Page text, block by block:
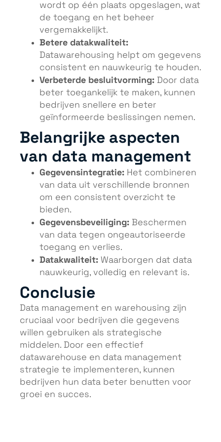
wordt op één plaats opgeslagen, wat
de toegang en het beheer
vergemakkelijkt.
Betere datakwaliteit:
Datawarehousing helpt om gegevens
consistent en nauwkeurig te houden.
Verbeterde besluitvorming: Door data
beter toegankelijk te maken, kunnen
bedrijven snellere en beter
geïnformeerde beslissingen nemen.
Belangrijke aspecten
van data management
Gegevensintegratie: Het combineren
van data uit verschillende bronnen
om een consistent overzicht te
bieden.
Gegevensbeveiliging: Beschermen
van data tegen ongeautoriseerde
toegang en verlies.
Datakwaliteit: Waarborgen dat data
nauwkeurig, volledig en relevant is.
Conclusie
Data management en warehousing zijn
cruciaal voor bedrijven die gegevens
willen gebruiken als strategische
middelen. Door een effectief
datawarehouse en data management
strategie te implementeren, kunnen
bedrijven hun data beter benutten voor
groei en succes.